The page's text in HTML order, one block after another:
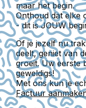
maar het begin.
Onthoud dat elke
- dit is JOUW
Of je jezelf nu
deelt, geniet van
groeit. Uw eerste
geweldigs!
Met ons kun je
Factuur